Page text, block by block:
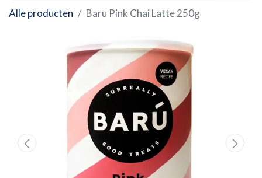
Alle producten Baru Pink Chai Latte 250g